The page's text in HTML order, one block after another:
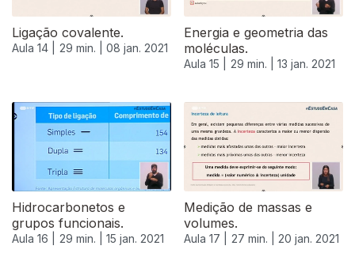
Ligação covalente.
Aula 14 | 29 min. | 08 jan. 2021
Energia e geometria das
moléculas.
Aula 15 | 29 min. | 13 jan. 2021
Hidrocarbonetos e
grupos funcionais.
Aula 16 | 29 min. | 15 jan. 2021
Medição de massas e
volumes.
Aula 17 | 27 min. | 20 jan. 2021